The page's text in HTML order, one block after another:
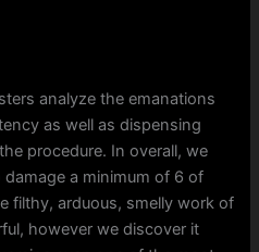
analyze the emanations
as well as dispensing
procedure. In overall, we
a minimum of 6 of
filthy, arduous, smelly work of
however we discover it